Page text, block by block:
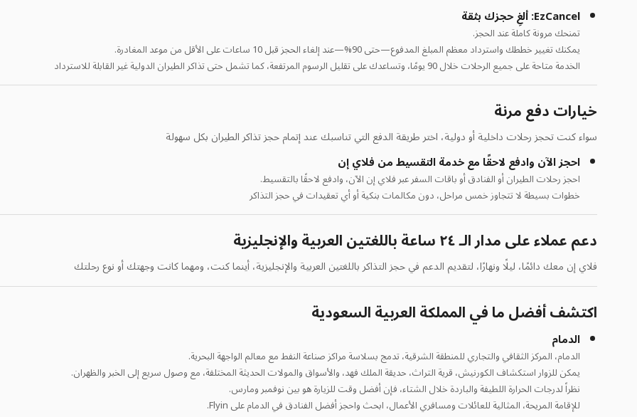
EzCancel: ألغِ حجزك بثقة
تمنحك مرونة كاملة عند الحجز.
يمكنك تغيير خططك واسترداد معظم المبلغ المدفوع—حتى 90%—عند إلغاء الحجز قبل 10 ساعات على الأقل من موعد المغادرة.
الخدمة متاحة على جميع الرحلات خلال 90 يومًا، وتساعدك على تقليل الرسوم المرتفعة، كما تشمل حتى تذاكر الطيران الدولية غير القابلة للاسترداد
خيارات دفع مرنة
سواء كنت تحجز رحلات داخلية أو دولية، اختر طريقة الدفع التي تناسبك عند إتمام حجز تذاكر الطيران بكل سهولة
احجز الآن وادفع لاحقًا مع خدمة التقسيط من فلاي إن
احجز رحلات الطيران أو الفنادق أو باقات السفر عبر فلاي إن الآن، وادفع لاحقًا بالتقسيط.
خطوات بسيطة لا تتجاوز خمس مراحل، دون مكالمات بنكية أو أي تعقيدات في حجز التذاكر
دعم عملاء على مدار الـ ٢٤ ساعة باللغتين العربية والإنجليزية
فلاي إن معك دائمًا، ليلًا ونهارًا، لتقديم الدعم في حجز التذاكر باللغتين العربية والإنجليزية، أينما كنت، ومهما كانت وجهتك أو نوع رحلتك
اكتشف أفضل ما في المملكة العربية السعودية
الدمام
الدمام، المركز الثقافي والتجاري للمنطقة الشرقية، تدمج بسلاسة مراكز صناعة النفط مع معالم الواجهة البحرية.
يمكن للزوار استكشاف الكورنيش، قرية التراث، حديقة الملك فهد، والأسواق والمولات الحديثة المختلفة، مع وصول سريع إلى الخبر والظهران.
نظراً لدرجات الحرارة اللطيفة والباردة خلال الشتاء، فإن أفضل وقت للزيارة هو بين نوفمبر ومارس.
للإقامة المريحة، المثالية للعائلات ومسافري الأعمال، ابحث واحجز أفضل الفنادق في الدمام على Flyin.